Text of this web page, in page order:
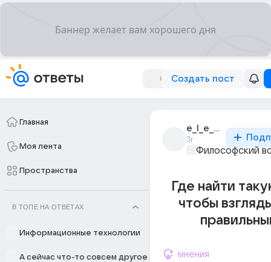
Создать пост
Главная
Моя лента
Пространства
В ТОПЕ НА ОТВЕТАХ
Информационные технологии
А сейчас что-то совсем другое
e_l_e_n_i_a
3г
Философский
Где найти
чтобы
мнения